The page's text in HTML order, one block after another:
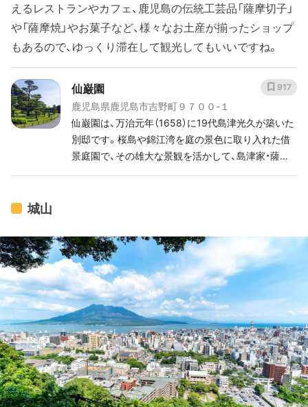
えるレストランやカフェ、鹿児島の伝統工芸品「薩摩切子」
や「薩摩焼」やお菓子など、様々なお土産が揃ったショップ
もあるので、ゆっくり滞在して観光してもいいですね。
仙巌園
鹿児島県鹿児島市吉野町９７００-１
仙巌園は、万治元年（1658）に19代島津光久が築いた
別邸です。桜島や錦江湾を庭の景色に取り入れた借
景庭園で、その雄大な景観を活かして、島津家・薩摩
917
城山